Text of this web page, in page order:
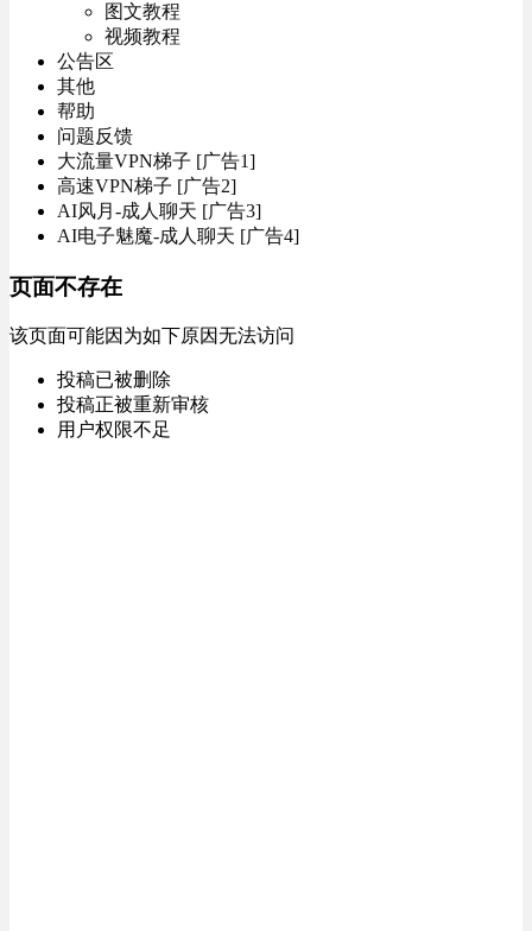
图文教程
视频教程
公告区
其他
帮助
问题反馈
大流量VPN梯子 [广告1]
高速VPN梯子 [广告2]
AI风月-成人聊天 [广告3]
AI电子魅魔-成人聊天 [广告4]
页面不存在
该页面可能因为如下原因无法访问
投稿已被删除
投稿正被重新审核
用户权限不足